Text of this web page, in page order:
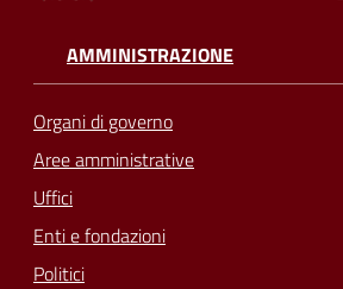
AMMINISTRAZIONE
Organi di governo
Aree amministrative
Uffici
Enti e fondazioni
Politici